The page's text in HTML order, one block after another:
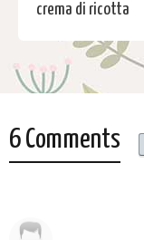
crema di ricotta
6 Comments